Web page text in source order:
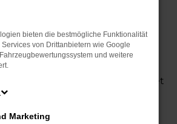
Fahrten – der Caddy
Fahrkomfort, innovative
herausragende
Achim steht Ihnen mit einer
Neuwagen zur Seite und bietet
finden.
bieten die bestmögliche Funktionalität
von Drittanbietern wie Google
und weitere
Marketing